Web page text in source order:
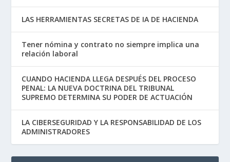
LAS HERRAMIENTAS SECRETAS DE IA DE HACIENDA
Tener nómina y contrato no siempre implica una
relación laboral
CUANDO HACIENDA LLEGA DESPUÉS DEL PROCESO
PENAL: LA NUEVA DOCTRINA DEL TRIBUNAL
SUPREMO DETERMINA SU PODER DE ACTUACIÓN
LA CIBERSEGURIDAD Y LA RESPONSABILIDAD DE LOS
ADMINISTRADORES